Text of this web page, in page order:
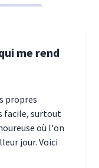
me rend
propres
facile, surtout
où l'on
jour. Voici